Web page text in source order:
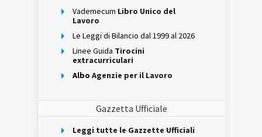
Vademecum Libro Unico del
Lavoro
Le Leggi di Bilancio dal 1999 al 2026
Linee Guida Tirocini
extracurriculari
Albo Agenzie per il Lavoro
Gazzetta Ufficiale
Leggi tutte le Gazzette Ufficiali